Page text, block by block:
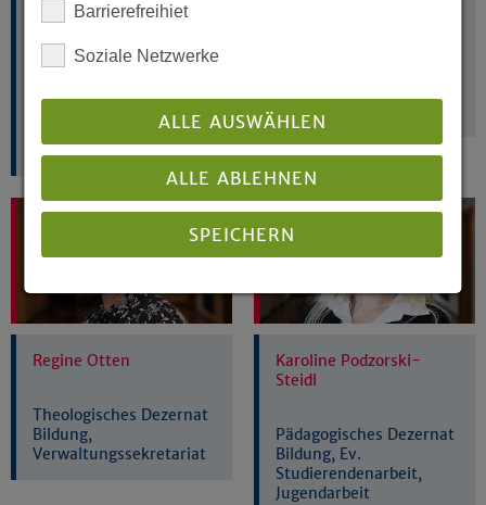
Karen Betge
Juristisches Dezernat
und Neigungsfachkurse,
Gestellung kirchliche
Lehrkräfte
Unterrichtserlaubnis
Regine Otten
Theologisches Dezernat
Bildung,
Verwaltungssekretariat
Karoline Podzorski-
Steidl
Pädagogisches Dezernat
Bildung, Ev.
Studierendenarbeit,
Jugendarbeit
Barrierefreihiet
Soziale Netzwerke
ALLE AUSWÄHLEN
ALLE ABLEHNEN
SPEICHERN
Details anzeigen